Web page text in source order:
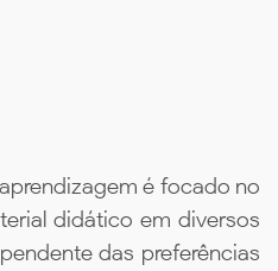
é focado no
didático em diversos
das preferências